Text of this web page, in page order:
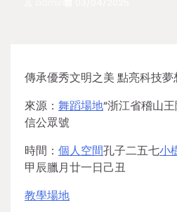
傳承優秀文明之美 點亮科技夢
來源： 舞蹈場地“浙江省稽山
信公眾號
時間： 個人空間孔子二五七小
甲辰臘月廿一日己丑
教學場地